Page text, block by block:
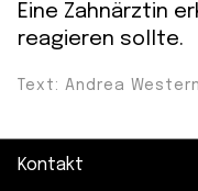
Eine Zahnärztin
reagieren sollte.
Text: Andrea
Kontakt